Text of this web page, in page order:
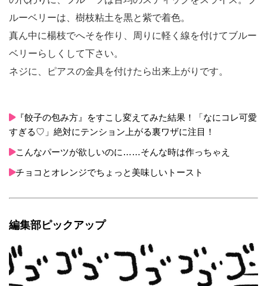
ルーベリーは、樹枝粘土を黒と紫で着色。
真ん中に楊枝でへそを作り、周りに軽く線を付けてブルー
ベリーらしくして下さい。
ネジに、ピアスの金具を付けたら出来上がりです。
『餃子の包み方』をすこし変えてみた結果！「なにコレ可愛
すぎる♡」絶対にテンション上がる裏ワザに注目！
こんなパーツが欲しいのに……そんな時は作っちゃえ
チョコとオレンジでちょっと美味しいトースト
編集部ピックアップ